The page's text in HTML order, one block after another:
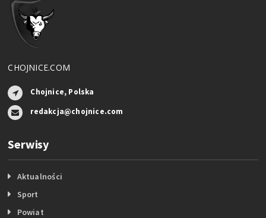
CHOJNICE.COM
Chojnice, Polska
redakcja@chojnice.com
Serwisy
Aktualności
Sport
Powiat